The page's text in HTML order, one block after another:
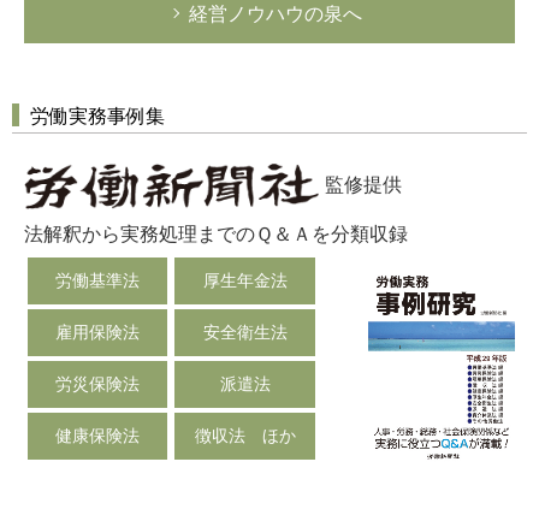
経営ノウハウの泉へ
労働実務事例集
監修提供
法解釈から実務処理までのＱ＆Ａを分類収録
労働基準法 厚生年金法
雇用保険法 安全衛生法
労災保険法 派遣法
健康保険法 徴収法 ほか